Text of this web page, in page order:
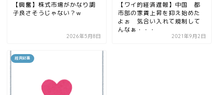
【興奮】株式市場がかなり調
子良さそうじゃない？w
2026年5月8日
【ワイ的経済遅報】中国 都
市部の家賃上昇を抑え始めた
よぉ 気合い入れて規制して
んなぁ・・・
2021年9月2日
経済記事